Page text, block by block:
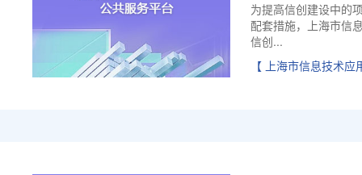
为提高信创建设中的
配套措施，上海市信
信创...
【 上海市信息技术